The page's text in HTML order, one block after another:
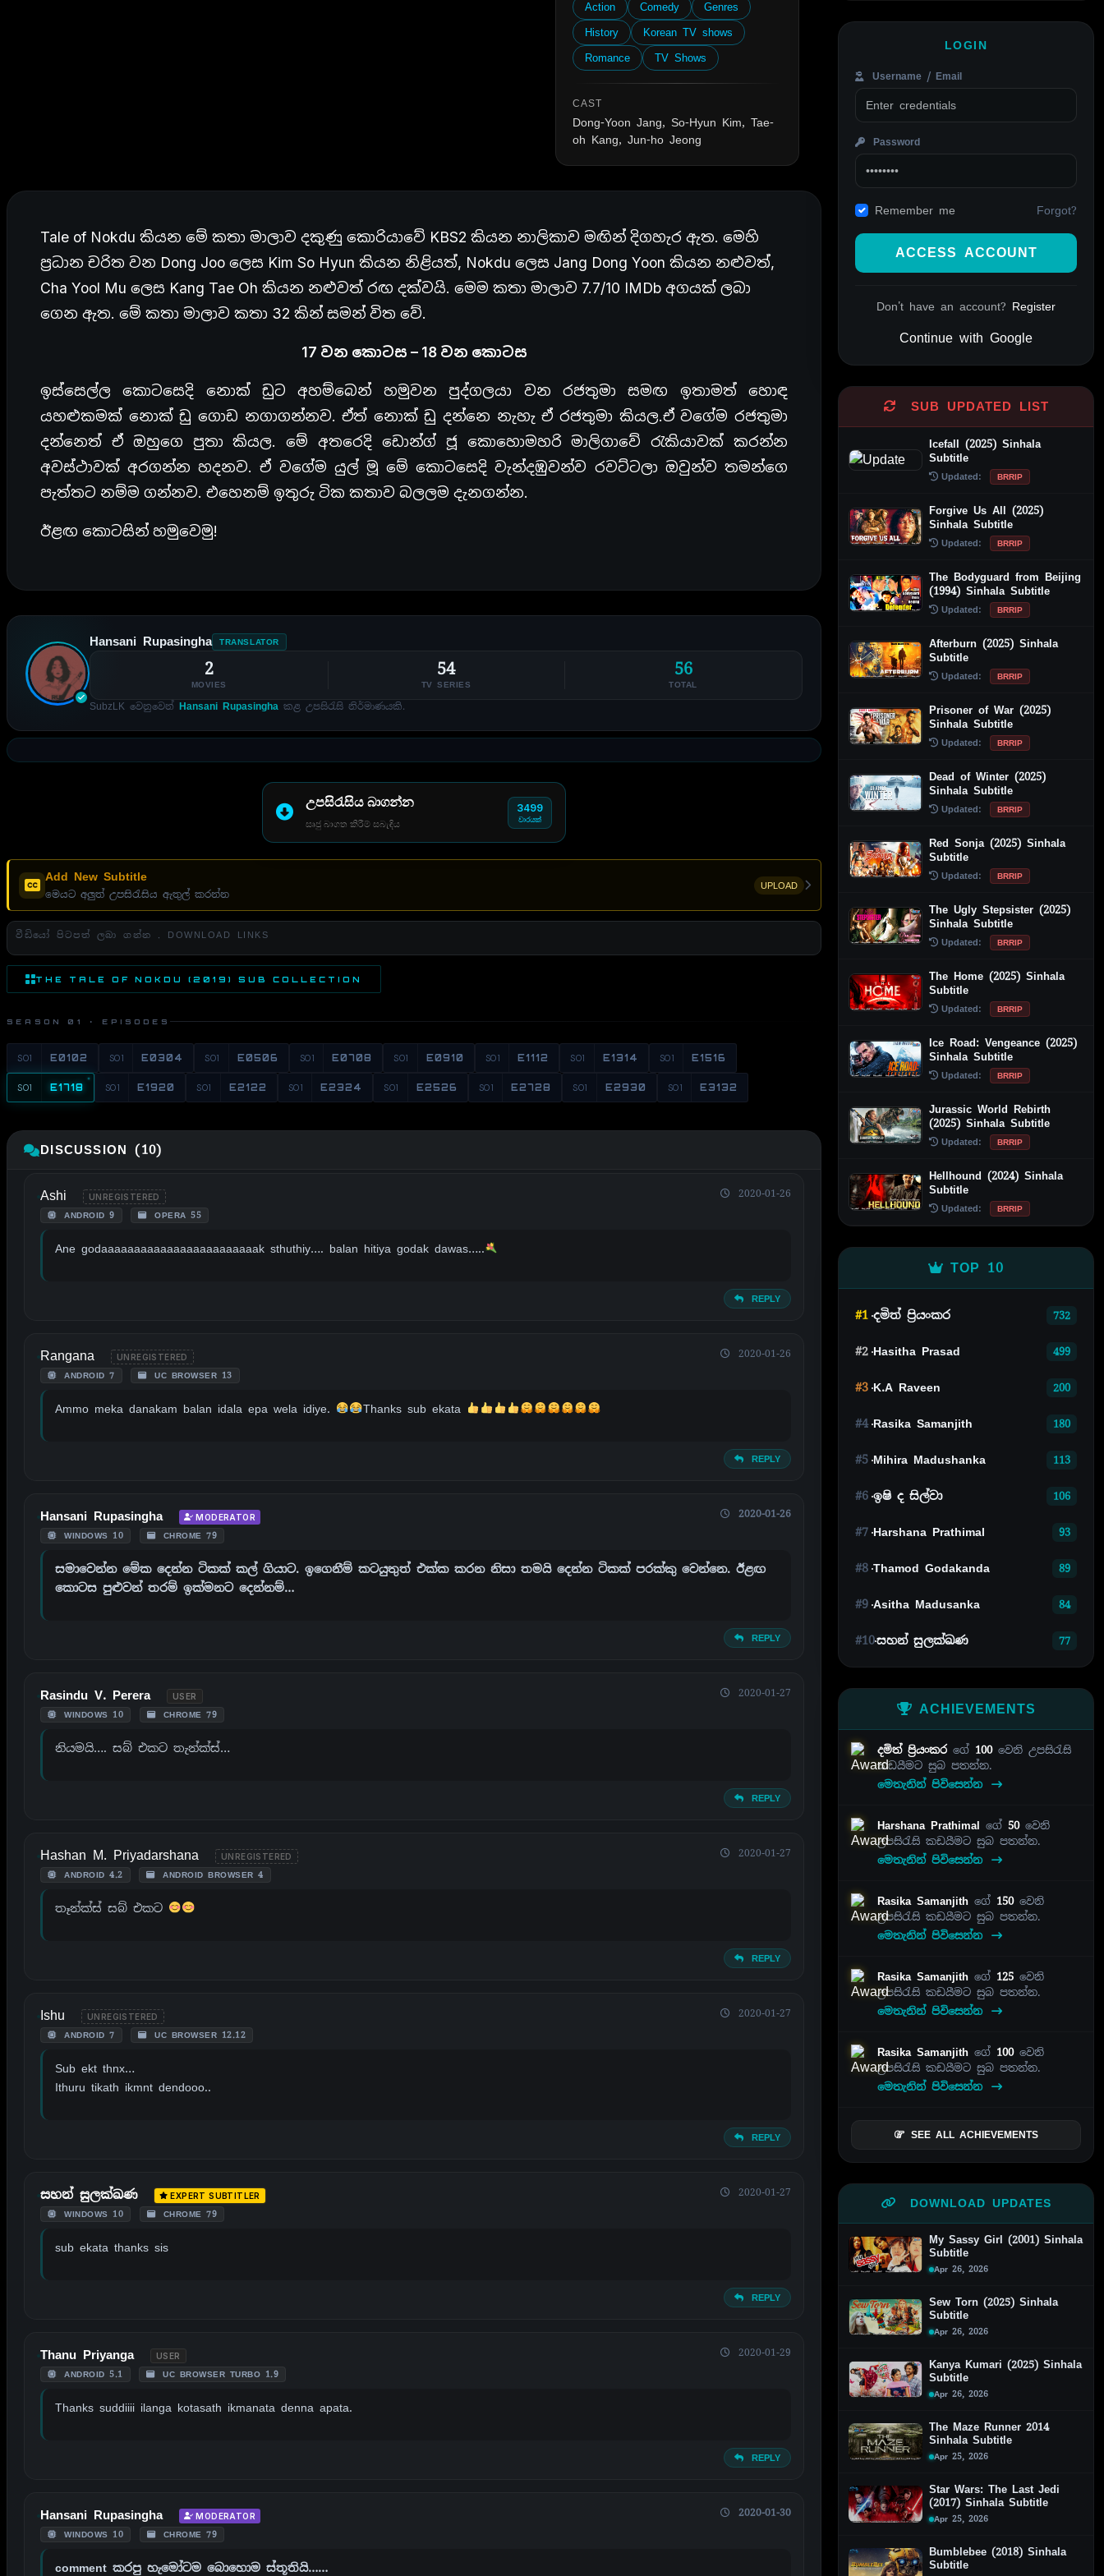
Action Comedy
Genres
History
Korean TV shows
Romance
TV Shows
CAST
Dong-Yoon Jang, So-Hyun Kim, Tae-
oh Kang, Jun-ho Jeong
Tale of Nokdu කියන මේ කතා මාලාව දකුණු කොරියාවේ KBS2 කියන නාලිකාව මඟින් දිගහැර ඇත. මෙහි
ප්‍රධාන චරිත වන Dong Joo ලෙස Kim So Hyun කියන නිළියත්, Nokdu ලෙස Jang Dong Yoon කියන නළුවත්,
Cha Yool Mu ලෙස Kang Tae Oh කියන නළුවත් රඟ දක්වයි. මෙම කතා මාලාව 7.7/10 IMDb අගයක් ලබා
ගෙන ඇත. මේ කතා මාලාව කතා 32 කින් සමන් විත වේ.
17 වන කොටස – 18 වන කොටස
ඉස්සෙල්ල කොටසෙදි නොක් ඩුට අහම්බෙන් හමුවන පුද්ගලයා වන රජතුමා සමඟ ඉතාමත් හොඳ
යහළුකමක් නොක් ඩු ගොඩ නගාගන්නව. ඒත් නොක් ඩු දන්නෙ නැහැ ඒ රජතුමා කියල.ඒ වගේම රජතුමා
දන්නෙත් ඒ ඔහුගෙ පුතා කියල. මේ අතරෙදි ඩොන්ග් ජූ කොහොමහරි මාලිගාවේ රැකියාවක් කරන්න
අවස්ථාවක් අරගන්න හදනව. ඒ වගේම යුල් මූ මේ කොටසෙදි වැන්දඹුවන්ව රවට්ටලා ඔවුන්ව තමන්ගෙ
පැත්තට නම්ම ගන්නව. එහෙනම් ඉතුරු ටික කතාව බලලම දැනගන්න.
ඊළඟ කොටසින් හමුවෙමු!
Hansani Rupasingha TRANSLATOR
2
MOVIES
54
TV SERIES
56
TOTAL
SubzLK වෙනුවෙන් Hansani Rupasingha කළ උපසිරැසි නිර්මාණයකි.
උපසිරැසිය බාගන්න
සෘජු බාගත කිරීම් සබැඳිය
3499
වාරයක්
Add New Subtitle
මෙයට අලුත් උපසිරැසිය ඇතුල් කරන්න
UPLOAD
වීඩියෝ පිටපත් ලබා ගන්න . DOWNLOAD LINKS
THE TALE OF NOKDU (2019) SUB COLLECTION
SEASON 01 · EPISODES
S01 E0102 S01 E0304 S01 E0506 S01 E0708 S01 E0910 S01 E1112 S01 E1314 S01 E1516
S01 E1718 S01 E1920 S01 E2122 S01 E2324 S01 E2526 S01 E2728 S01 E2930 S01 E3132
DISCUSSION (10)
Ashi UNREGISTERED
ANDROID 9 OPERA 55
2020-01-26
Ane godaaaaaaaaaaaaaaaaaaaaaaaak sthuthiy…. balan hitiya godak dawas…..
REPLY
Rangana UNREGISTERED
ANDROID 7 UC BROWSER 13
2020-01-26
Ammo meka danakam balan idala epa wela idiye. Thanks sub ekata
REPLY
Hansani Rupasingha MODERATOR
WINDOWS 10 CHROME 79
2020-01-26
සමාවෙන්න මේක දෙන්න ටිකක් කල් ගියාට. ඉගෙනීම් කටයුතුත් එක්ක කරන නිසා තමයි දෙන්න ටිකක් පරක්කු වෙන්නෙ. ඊළඟ
කොටස පුළුවන් තරම් ඉක්මනට දෙන්නම්…
REPLY
Rasindu V. Perera USER
WINDOWS 10 CHROME 79
2020-01-27
නියමයි…. සබ් එකට තැන්ක්ස්…
REPLY
Hashan M. Priyadarshana UNREGISTERED
ANDROID 4.2 ANDROID BROWSER 4
2020-01-27
තෑන්ක්ස් සබ් එකට
REPLY
Ishu UNREGISTERED
ANDROID 7 UC BROWSER 12.12
2020-01-27
Sub ekt thnx…
Ithuru tikath ikmnt dendooo..
REPLY
සහන් සුලක්ඛණ EXPERT SUBTITLER
WINDOWS 10 CHROME 79
2020-01-27
sub ekata thanks sis
REPLY
Thanu Priyanga USER
ANDROID 5.1 UC BROWSER TURBO 1.9
2020-01-29
Thanks suddiiii ilanga kotasath ikmanata denna apata.
REPLY
Hansani Rupasingha MODERATOR
WINDOWS 10 CHROME 79
2020-01-30
comment කරපු හැමෝටම බොහොම ස්තූතියි……
LOGIN
Username / Email
Password
Remember me Forgot?
ACCESS ACCOUNT
Don't have an account? Register
Continue with Google
SUB UPDATED LIST
Icefall (2025) Sinhala
Subtitle
Updated: BRRIP
Forgive Us All (2025)
Sinhala Subtitle
Updated: BRRIP
The Bodyguard from Beijing
(1994) Sinhala Subtitle
Updated: BRRIP
Afterburn (2025) Sinhala
Subtitle
Updated: BRRIP
Prisoner of War (2025)
Sinhala Subtitle
Updated: BRRIP
Dead of Winter (2025)
Sinhala Subtitle
Updated: BRRIP
Red Sonja (2025) Sinhala
Subtitle
Updated: BRRIP
The Ugly Stepsister (2025)
Sinhala Subtitle
Updated: BRRIP
The Home (2025) Sinhala
Subtitle
Updated: BRRIP
Ice Road: Vengeance (2025)
Sinhala Subtitle
Updated: BRRIP
Jurassic World Rebirth
(2025) Sinhala Subtitle
Updated: BRRIP
Hellhound (2024) Sinhala
Subtitle
Updated: BRRIP
TOP 10
#1 දමිත් ප්‍රියංකර 732
#2 Hasitha Prasad 499
#3 K.A Raveen 200
#4 Rasika Samanjith 180
#5 Mihira Madushanka 113
#6 ඉෂි ද සිල්වා 106
#7 Harshana Prathimal 93
#8 Thamod Godakanda 89
#9 Asitha Madusanka 84
#10සහන් සුලක්ඛණ 77
ACHIEVEMENTS
දමිත් ප්‍රියංකර ගේ 100වෙනි උපසිරැසි
කඩයීමට සුබ පතන්න.
මෙතැනින් පිවිසෙන්න
Harshana Prathimal ගේ 50වෙනි
උපසිරැසි කඩයීමට සුබ පතන්න.
මෙතැනින් පිවිසෙන්න
Rasika Samanjith ගේ 150වෙනි
උපසිරැසි කඩයීමට සුබ පතන්න.
මෙතැනින් පිවිසෙන්න
Rasika Samanjith ගේ 125 වෙනි
උපසිරැසි කඩයීමට සුබ පතන්න.
මෙතැනින් පිවිසෙන්න
Rasika Samanjith ගේ 100වෙනි
උපසිරැසි කඩයීමට සුබ පතන්න.
මෙතැනින් පිවිසෙන්න
SEE ALL ACHIEVEMENTS
DOWNLOAD UPDATES
My Sassy Girl (2001) Sinhala
Subtitle
Apr 26, 2026
Sew Torn (2025) Sinhala
Subtitle
Apr 26, 2026
Kanya Kumari (2025) Sinhala
Subtitle
Apr 26, 2026
The Maze Runner 2014
Sinhala Subtitle
Apr 25, 2026
Star Wars: The Last Jedi
(2017) Sinhala Subtitle
Apr 25, 2026
Bumblebee (2018) Sinhala
Subtitle